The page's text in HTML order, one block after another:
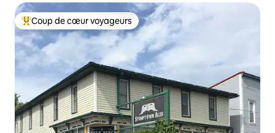
Coups de cœur voyageurs les plus appréciés
Coup de cœur voyageurs